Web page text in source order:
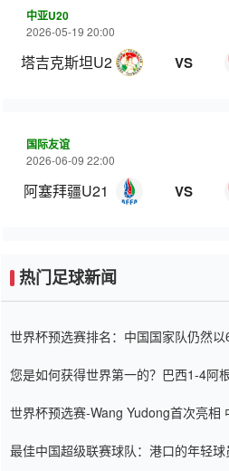
中亚U20
2026-05-19 20:00
塔吉克斯坦U20 VS
国际友谊
2026-06-09 22:00
阿塞拜疆U21 VS
热门足球新闻
世界杯预选赛排名：中国国家队仍然
您是如何获得世界第一的？巴西1-4阿
世界杯预选赛-Wang Yudong首次亮相
最佳中国超级联赛球队：港口的年轻球